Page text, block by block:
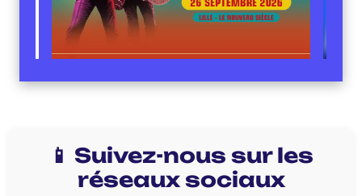
📱 Suivez-nous sur les
réseaux sociaux